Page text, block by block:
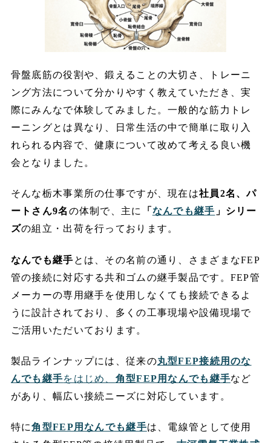
骨盤底筋の役割や、鍛えることの大切さ、トレーニ
ング方法について分かりやすく教えていただき、実
際にみんなで体験してみました。一般的な筋力トレ
ーニングとは異なり、日常生活の中で簡単に取り入
れられる内容で、健康について改めて考える良い機
会となりました。
そんな栃木事業所の仕事ですが、現在は社員2名、パ
ートさん9名 の体制で、主に 「 なんでも継手 」シリー
ズの組立・出荷を行っております。
なんでも継手 とは、その名前の通り、さまざまなFEP
管の接続に対応する共和ゴムの継手製品です。FEP管
メーカーの専用継手を使用しなくても接続できるよ
うに設計されており、多くの工事現場や設備現場で
ご活用いただいております。
製品ラインナップには、従来の丸型FEP接続用のな
んでも継手をはじめ、 角型FEP用なんでも継手など
があり、幅広い接続ニーズに対応しています。
特に角型FEP用なんでも継手は、電線管として使用